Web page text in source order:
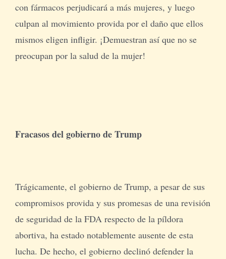
con fármacos perjudicará a más mujeres, y luego
culpan al movimiento provida por el daño que ellos
mismos eligen infligir. ¡Demuestran así que no se
preocupan por la salud de la mujer!
Fracasos del gobierno de Trump
Trágicamente, el gobierno de Trump, a pesar de sus
compromisos provida y sus promesas de una revisión
de seguridad de la FDA respecto de la píldora
abortiva, ha estado notablemente ausente de esta
lucha. De hecho, el gobierno declinó defender la